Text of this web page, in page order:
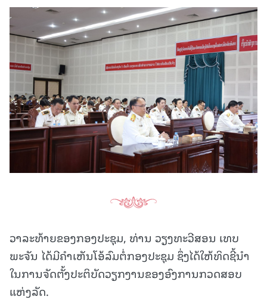
ວາລະທ້າຍຂອງກອງປະຊຸມ, ທ່ານ ວຽງທະວີສອນ ເທບ
ພະຈັນ ໄດ້ມີຄໍາເຫັນໂອ້ລົມຕໍ່ກອງປະຊຸມ ຊຶ່ງໄດ້ໃຫ້ທິດຊີ້ນໍາ
ໃນການຈັດຕັ້ງປະຕິບັດວຽກງານຂອງອົງການກວດສອບ
ແຫ່ງລັດ.